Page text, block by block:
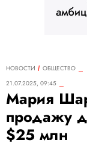
НОВОСТИ
ОБЩЕСТВО
21.07.2025, 09:45
Мария
продажу
$25 млн